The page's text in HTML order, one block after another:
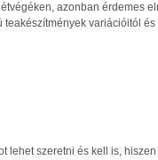
azonban érdemes
teakészítmények variációitól
lehet szeretni és kell is,